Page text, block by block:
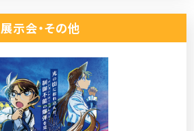
展示会・その他